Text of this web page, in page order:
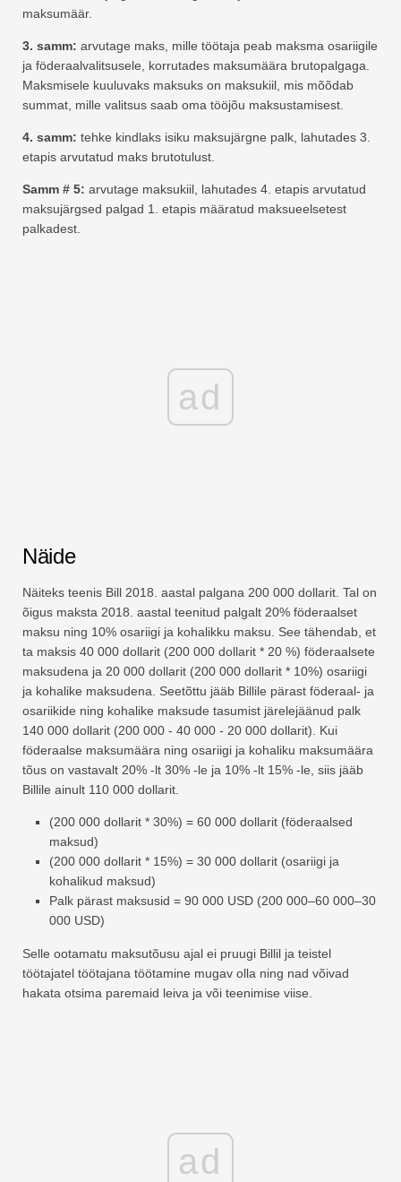
maksumäär.
3. samm: arvutage maks, mille töötaja peab maksma osariigile
ja föderaalvalitsusele, korrutades maksumäära brutopalgaga.
Maksmisele kuuluvaks maksuks on maksukiil, mis mõõdab
summat, mille valitsus saab oma tööjõu maksustamisest.
4. samm: tehke kindlaks isiku maksujärgne palk, lahutades 3.
etapis arvutatud maks brutotulust.
Samm # 5: arvutage maksukiil, lahutades 4. etapis arvutatud
maksujärgsed palgad 1. etapis määratud maksueelsetest
palkadest.
ad
Näide
Näiteks teenis Bill 2018. aastal palgana 200 000 dollarit. Tal on
õigus maksta 2018. aastal teenitud palgalt 20% föderaalset
maksu ning 10% osariigi ja kohalikku maksu. See tähendab, et
ta maksis 40 000 dollarit (200 000 dollarit * 20 %) föderaalsete
maksudena ja 20 000 dollarit (200 000 dollarit * 10%) osariigi
ja kohalike maksudena. Seetõttu jääb Billile pärast föderaal- ja
osariikide ning kohalike maksude tasumist järelejäänud palk
140 000 dollarit (200 000 - 40 000 - 20 000 dollarit). Kui
föderaalse maksumäära ning osariigi ja kohaliku maksumäära
tõus on vastavalt 20% -lt 30% -le ja 10% -lt 15% -le, siis jääb
Billile ainult 110 000 dollarit.
(200 000 dollarit * 30%) = 60 000 dollarit (föderaalsed
maksud)
(200 000 dollarit * 15%) = 30 000 dollarit (osariigi ja
kohalikud maksud)
Palk pärast maksusid = 90 000 USD (200 000–60 000–30
000 USD)
Selle ootamatu maksutõusu ajal ei pruugi Billil ja teistel
töötajatel töötajana töötamine mugav olla ning nad võivad
hakata otsima paremaid leiva ja või teenimise viise.
ad